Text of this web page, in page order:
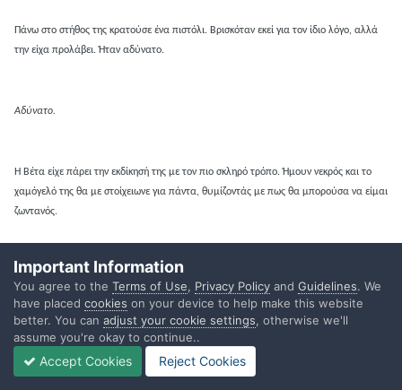
Πάνω στο στήθος της κρατούσε ένα πιστόλι. Βρισκόταν εκεί για τον ίδιο λόγο, αλλά
την είχα προλάβει. Ήταν αδύνατο.
Αδύνατο.
Η Βέτα είχε πάρει την εκδίκησή της με τον πιο σκληρό τρόπο. Ήμουν νεκρός και το
χαμόγελό της θα με στοίχειωνε για πάντα, θυμίζοντάς με πως θα μπορούσα να είμαι
ζωντανός.
Μέσα στη μνήμη μου ούρλιαζα.
Important Information
You agree to the Terms of Use, Privacy Policy and Guidelines. We
have placed cookies on your device to help make this website
better. You can adjust your cookie settings, otherwise we'll
assume you're okay to continue..
Accept Cookies Reject Cookies